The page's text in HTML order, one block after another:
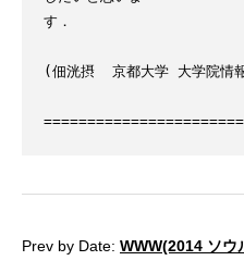
す．
(佃洸摂  京都大学 大学院情
Prev by Date: WWW(2014 ソウ